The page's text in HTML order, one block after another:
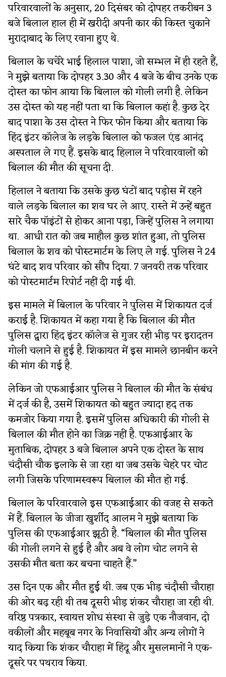
परिवारवालों के अनुसार, 20 दिसंबर को दोपहर तकरीबन 3
बजे बिलाल हाल ही में खरीदी अपनी कार की किस्त चुकाने
मुरादाबाद के लिए रवाना हुए थे.
बिलाल के चचेरे भाई हिलाल पाशा, जो सम्भल में ही रहते हैं,
ने मुझे बताया कि दोपहर 3.30 और 4 बजे के बीच उनके एक
दोस्त का फोन आया कि बिलाल को गोली लगी है. लेकिन
उस दोस्त को यह नहीं पता था कि बिलाल कहां है. कुछ देर
बाद पाशा के उस दोस्त ने फिर फोन किया और बताया कि
हिंद इंटर कॉलेज के लड़के बिलाल को फजल एंड आनंद
अस्पताल ले गए हैं. इसके बाद हिलाल ने परिवारवालों को
बिलाल की मौत की सूचना दी.
हिलाल ने बताया कि उसके कुछ घंटों बाद पड़ोस में रहने
वाले लड़के बिलाल का शव घर ले आए. रास्ते में उन्हें बहुत
सारे चैक पॉइंटों से होकर आना पड़ा, जिन्हें पुलिस ने लगाया
था. आधी रात को जब माहौल कुछ शांत हुआ, तो पुलिस
बिलाल के शव को पोस्टमार्टम के लिए ले गई. पुलिस ने 24
घंटे बाद शव परिवार को सौंप दिया. 7 जनवरी तक परिवार
को पोस्टमार्टम रिपोर्ट नहीं दी गई थी.
इस मामले में बिलाल के परिवार ने पुलिस में शिकायत दर्ज
कराई है. शिकायत में कहा गया है कि बिलाल की मौत
पुलिस द्वारा हिंद इंटर कॉलेज से गुजर रही भीड़ पर इरादतन
गोली चलाने से हुई है. शिकायत में इस मामले छानबीन करने
की मांग की गई है.
लेकिन जो एफआईआर पुलिस ने बिलाल की मौत के संबंध
में दर्ज की है, उसमें शिकायत को बहुत ज्यादा हद तक
कमजोर किया गया है. इसमें पुलिस अधिकारी की गोली से
बिलाल की मौत होने का जिक्र नहीं है. एफआईआर के
मुताबिक, दोपहर 3 बजे बिलाल अपने एक दोस्त के साथ
चंदौसी चौक इलाके से जा रहा था जब उसके चेहरे पर चोट
लगी जिसके परिणामस्वरूप बिलाल की मौत हो गई.
बिलाल के परिवारवाले इस एफआईआर की वजह से सकते
में हैं. बिलाल के जीजा खुर्शीद आलम ने मुझे बताया कि
पुलिस की एफआईआर झूठी है. “बिलाल की मौत पुलिस
की गोली लगने से हुई है और अब वे लोग चोट लगने से
उसकी मौत बता कर बचना चाहते हैं.”
उस दिन एक और मौत हुई थी. जब एक भीड़ चंदौसी चौराहा
की ओर बढ़ रही थी तब दूसरी भीड़ शंकर चौराहा जा रही थी.
वरिष्ठ पत्रकार, स्वायत्त शोध संस्था से जुड़े एक नौजवान, दो
वकीलों और महबूब नगर के निवासियों और अन्य लोगों ने
याद किया कि शंकर चौराहा में हिंदू और मुसलमानों ने एक-
दूसरे पर पथराव किया.